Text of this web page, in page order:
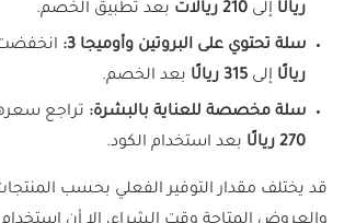
ريالًا إلى 210 ريالات بعد تطبيق الخصم.
سلة تحتوي على البروتين وأوميجا 3:
ريالًا إلى 315 ريالًا بعد الخصم.
سلة مخصصة للعناية بالبشرة: تراجع
270 ريالًا
بعد استخدام الكود.
قد يختلف مقدار التوفير الفعلي بحسب